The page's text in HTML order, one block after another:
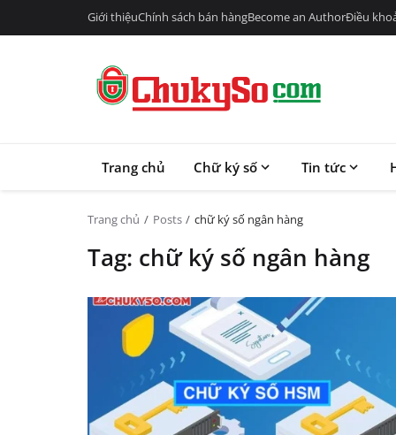
Giới thiệuChính sách bán hàngBecome an AuthorĐiều
Trang chủ Chữ ký số Tin tức
Trang chủ Posts chữ ký số ngân hàng
Tag: chữ ký số ngân hàng